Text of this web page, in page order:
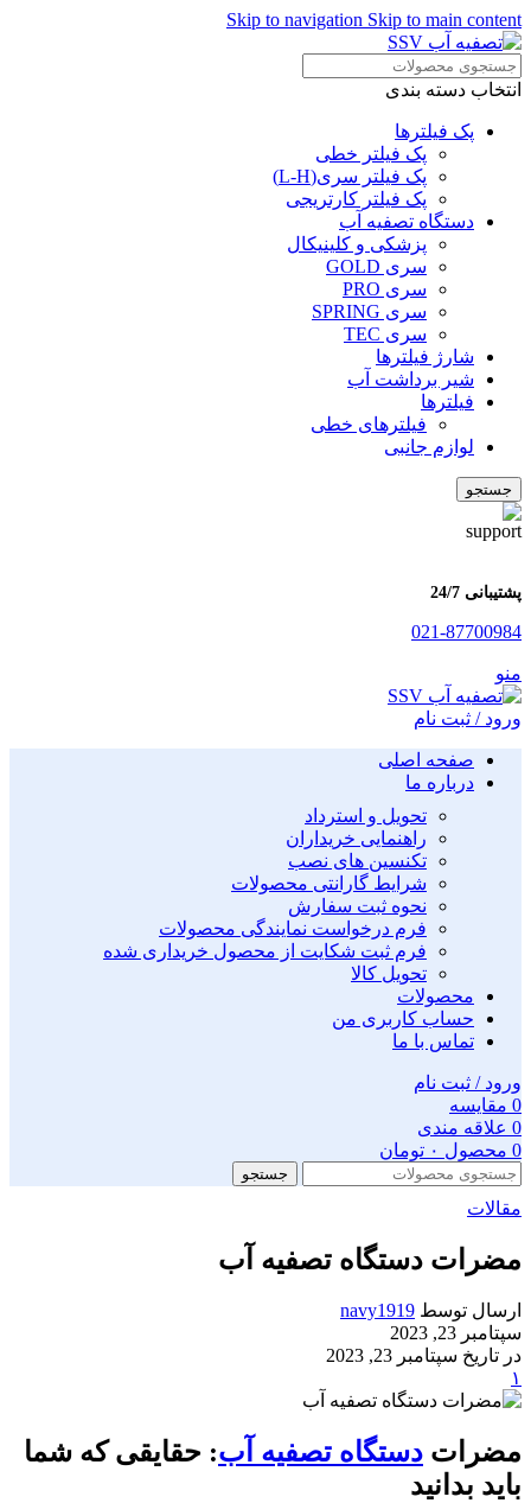
Skip to navigation Skip to main content
انتخاب دسته بندی
پک فیلترها
پک فیلتر خطی
پک فیلتر سری(L-H)
پک فیلتر کارتریجی
دستگاه تصفیه آب
پزشکی و کلینیکال
سری GOLD
سری PRO
سری SPRING
سری TEC
شارژ فیلترها
شیر برداشت آب
فیلترها
فیلترهای خطی
لوازم جانبی
جستجو
پشتیبانی 24/7
021-87700984
منو
ورود / ثبت نام
صفحه اصلی
درباره ما
تحویل و استرداد
راهنمایی خریداران
تکنسین های نصب
شرایط گارانتی محصولات
نحوه ثبت سفارش
فرم درخواست نمایندگی محصولات
فرم ثبت شکایت از محصول خریداری شده
تحویل کالا
محصولات
حساب کاربری من
تماس با ما
ورود / ثبت نام
0 مقایسه
0 علاقه مندی
0 محصول ۰ تومان
جستجو
مقالات
مضرات دستگاه تصفیه آب
ارسال توسط navy1919
سپتامبر 23, 2023
در تاریخ سپتامبر 23, 2023
۱
مضرات دستگاه تصفیه آب: حقایقی که شما
باید بدانید